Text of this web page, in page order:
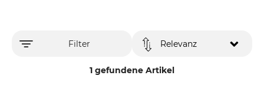
Filter
1 gefundene Artikel
Relevanz